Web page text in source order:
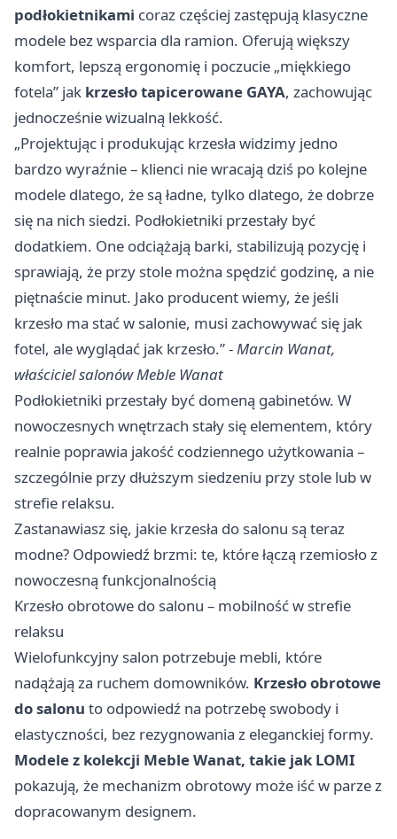
podłokietnikami coraz częściej zastępują klasyczne
modele bez wsparcia dla ramion. Oferują większy
komfort, lepszą ergonomię i poczucie „miękkiego
fotela” jak krzesło tapicerowane GAYA, zachowując
jednocześnie wizualną lekkość.
„Projektując i produkując krzesła widzimy jedno
bardzo wyraźnie – klienci nie wracają dziś po kolejne
modele dlatego, że są ładne, tylko dlatego, że dobrze
się na nich siedzi. Podłokietniki przestały być
dodatkiem. One odciążają barki, stabilizują pozycję i
sprawiają, że przy stole można spędzić godzinę, a nie
piętnaście minut. Jako producent wiemy, że jeśli
krzesło ma stać w salonie, musi zachowywać się jak
fotel, ale wyglądać jak krzesło.” -Marcin Wanat,
właściciel salonów Meble Wanat
Podłokietniki przestały być domeną gabinetów. W
nowoczesnych wnętrzach stały się elementem, który
realnie poprawia jakość codziennego użytkowania –
szczególnie przy dłuższym siedzeniu przy stole lub w
strefie relaksu.
Zastanawiasz się, jakie krzesła do salonu są teraz
modne? Odpowiedź brzmi: te, które łączą rzemiosło z
nowoczesną funkcjonalnością
Krzesło obrotowe do salonu – mobilność w strefie
relaksu
Wielofunkcyjny salon potrzebuje mebli, które
nadążają za ruchem domowników. Krzesło obrotowe
do salonu to odpowiedź na potrzebę swobody i
elastyczności, bez rezygnowania z eleganckiej formy.
Modele z kolekcji Meble Wanat, takie jak LOMI
pokazują, że mechanizm obrotowy może iść w parze z
dopracowanym designem.